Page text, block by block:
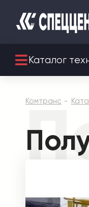
Каталог
Комтранс